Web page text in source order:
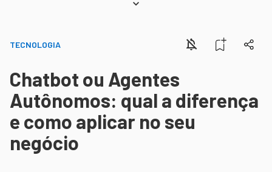
TECNOLOGIA
Chatbot ou Agentes
Autônomos: qual a diferença
e como aplicar no seu
negócio